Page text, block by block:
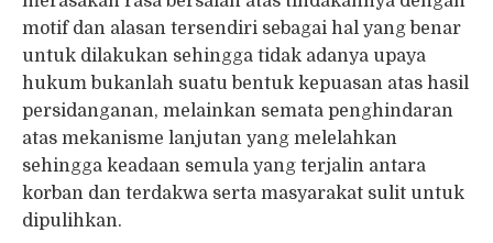
motif dan alasan tersendiri sebagai hal yang benar
untuk dilakukan sehingga tidak adanya upaya
hukum bukanlah suatu bentuk kepuasan atas hasil
persidanganan, melainkan semata penghindaran
atas mekanisme lanjutan yang melelahkan
sehingga keadaan semula yang terjalin antara
korban dan terdakwa serta masyarakat sulit untuk
dipulihkan.